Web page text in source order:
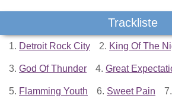
Trackliste
1. Detroit Rock City 2. King Of The
3. God Of Thunder 4. Great
5. Flamming Youth 6. Sweet Pain 7.